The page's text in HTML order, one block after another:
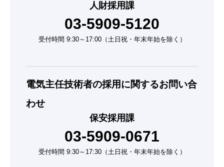
人財採用課
03-5909-5120
受付時間 9:30～17:00（土日祝・年末年始を除く）
電気主任技術者の採用に関するお問い合
わせ
保安採用課
03-5909-0671
受付時間 9:30～17:30（土日祝・年末年始を除く）